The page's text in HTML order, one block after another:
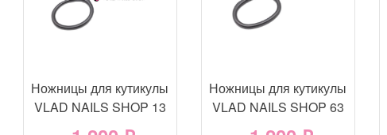
Ножницы для кутикулы
VLAD NAILS SHOP 13
Ножницы для кутикулы
VLAD NAILS SHOP 63